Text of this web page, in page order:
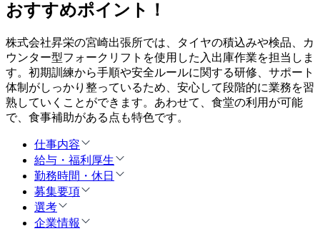
おすすめポイント！
株式会社昇栄の宮崎出張所では、タイヤの積込みや検品、カ
ウンター型フォークリフトを使用した入出庫作業を担当しま
す。初期訓練から手順や安全ルールに関する研修、サポート
体制がしっかり整っているため、安心して段階的に業務を習
熟していくことができます。あわせて、食堂の利用が可能
で、食事補助がある点も特色です。
仕事内容
給与・福利厚生
勤務時間・休日
募集要項
選考
企業情報